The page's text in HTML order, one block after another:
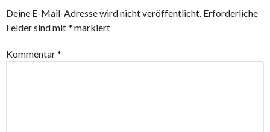
Deine E-Mail-Adresse wird nicht veröffentlicht. Erforderliche
Felder sind mit* markiert
Kommentar*